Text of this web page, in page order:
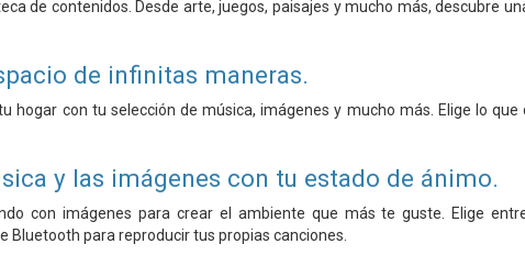
de contenidos. Desde arte, juegos, paisajes y mucho más, descubre
de infinitas maneras.
hogar con tu selección de música, imágenes y mucho más. Elige lo
y las imágenes con tu estado de ánimo.
con imágenes para crear el ambiente que más te guste. Elige
Bluetooth para reproducir tus propias canciones.